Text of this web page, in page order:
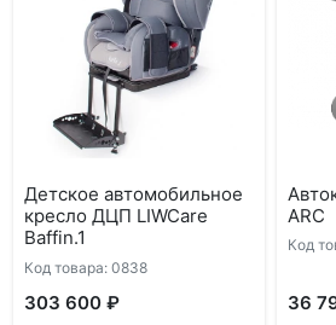
Детское автомобильное
кресло ДЦП LIWCare
Baffin.1
Код товара: 0838
303 600 ₽
ARC
Код
36